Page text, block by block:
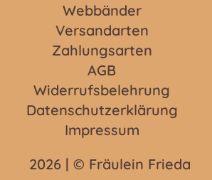
Webbänder
Versandarten
Zahlungsarten
AGB
Widerrufsbelehrung
Datenschutzerklärung
Impressum
2026 | © Fräulein Frieda